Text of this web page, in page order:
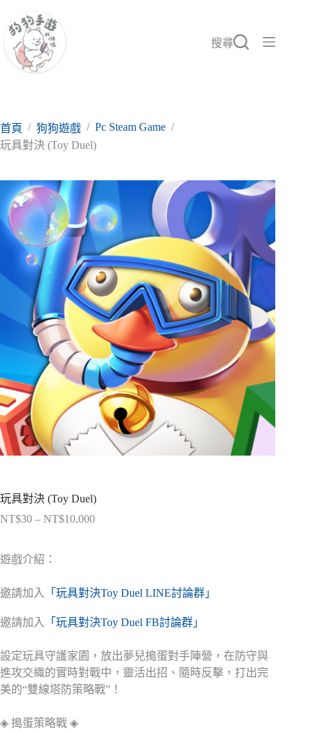
至
要
搜尋
首頁 / 狗狗遊戲 / Pc Steam Game /
玩具對決 (Toy Duel)
玩具對決 (Toy Duel)
NT$30 – NT$10,000價
NT$30
到
NT$10,000
遊戲介紹：
邀請加入 「玩具對決Toy Duel LINE討論群」
邀請加入 「玩具對決Toy Duel FB討論群」
設定玩具守護家園，放出夢兒搗蛋對手陣營，在防守與
進攻交織的實時對戰中，靈活出招、隨時反擊，打出完
美的“雙線塔防策略戰”！
◈ 搗蛋策略戰 ◈